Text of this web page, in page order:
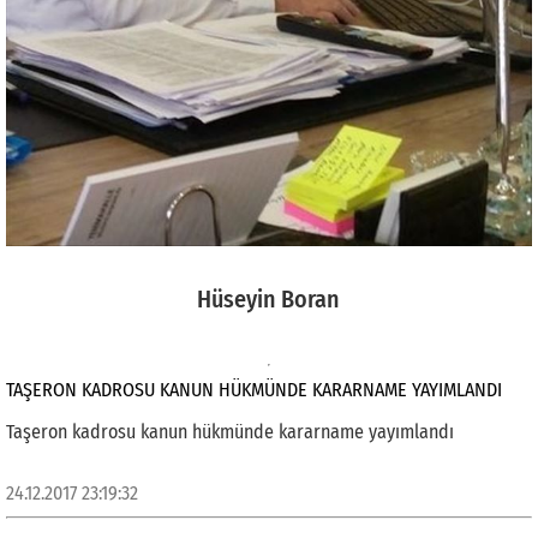
Hüseyin Boran
TAŞERON KADROSU KANUN HÜKMÜNDE KARARNAME YAYIMLANDI
Taşeron kadrosu kanun hükmünde kararname yayımlandı
24.12.2017 23:19:32